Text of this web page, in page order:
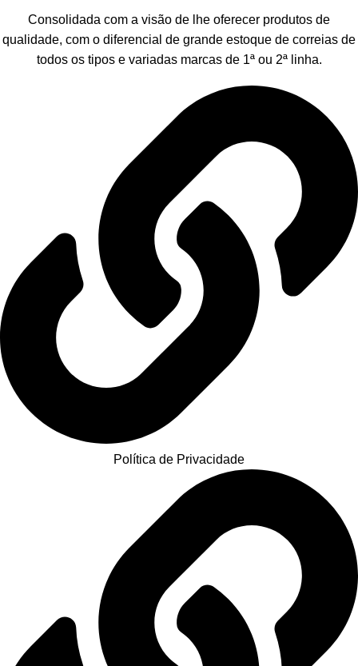
Consolidada com a visão de lhe oferecer produtos de
qualidade, com o diferencial de grande estoque de correias de
todos os tipos e variadas marcas de 1ª ou 2ª linha.
Política de Privacidade